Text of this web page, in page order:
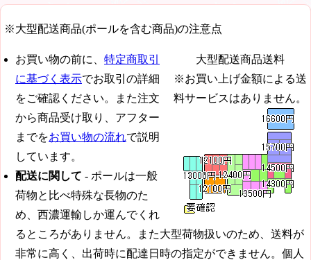
※大型配送商品(ポールを含む商品)の注意点
大型配送商品送料
※お買い上げ金額による送
料サービスはありません。
お買い物の前に、 特定商取引
に基づく表示でお取引の詳細
をご確認ください。また注文
から商品受け取り、アフター
までをお買い物の流れで説明
しています。
配送に関して - ポールは一般
荷物と比べ特殊な長物のた
め、西濃運輸しか運んでくれ
るところがありません。また大型荷物扱いのため、送料が
非常に高く、出荷時に配達日時の指定ができません。個人